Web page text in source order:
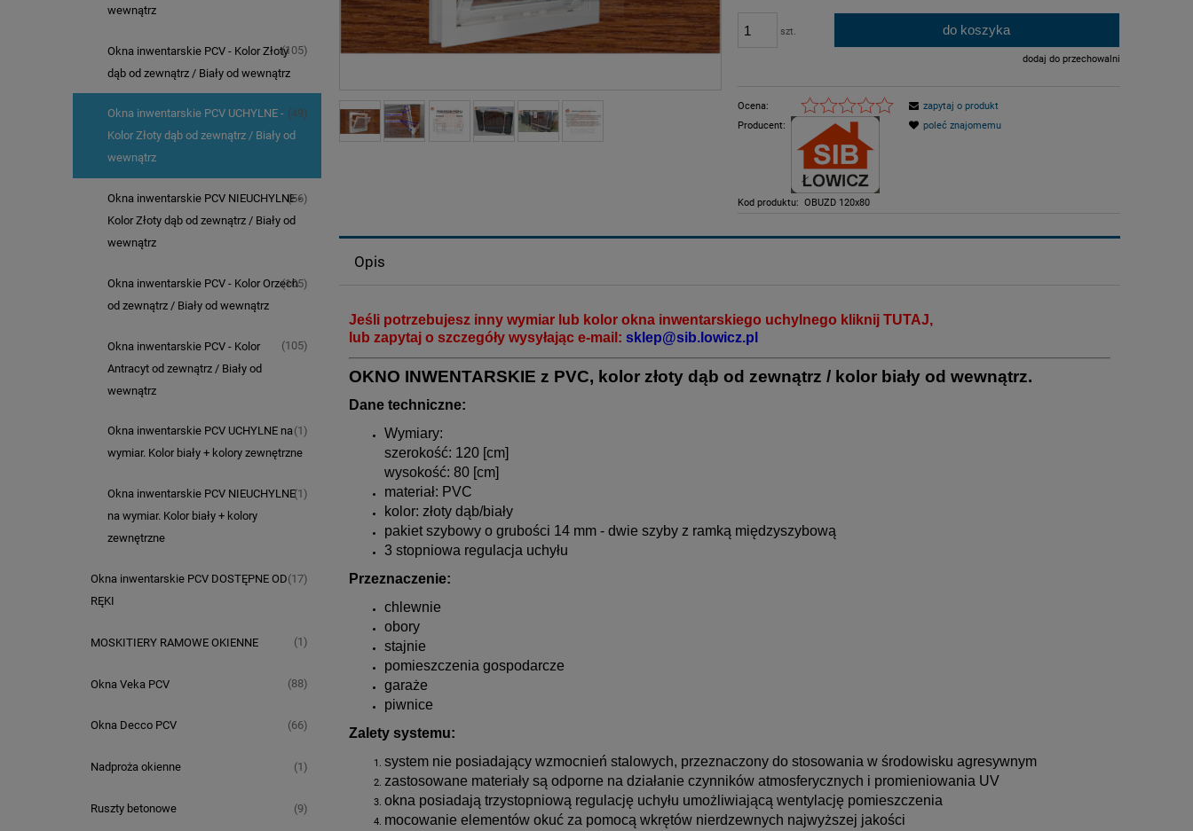
wewnątrz
Okna inwentarskie PCV - Kolor Złoty
dąb od zewnątrz / Biały od wewnątrz
(105)
Okna inwentarskie PCV UCHYLNE -
Kolor Złoty dąb od zewnątrz / Biały od
wewnątrz
(49)
Okna inwentarskie PCV NIEUCHYLNE -
Kolor Złoty dąb od zewnątrz / Biały od
wewnątrz
(56)
Okna inwentarskie PCV - Kolor Orzech
od zewnątrz / Biały od wewnątrz
(105)
Okna inwentarskie PCV - Kolor
Antracyt od zewnątrz / Biały od
wewnątrz
(105)
Okna inwentarskie PCV UCHYLNE na
wymiar. Kolor biały + kolory zewnętrzne
(1)
Okna inwentarskie PCV NIEUCHYLNE
na wymiar. Kolor biały + kolory
zewnętrzne
(1)
Okna inwentarskie PCV DOSTĘPNE OD
RĘKI
(17)
MOSKITIERY RAMOWE OKIENNE (1)
Okna Veka PCV (88)
Okna Decco PCV (66)
Nadproża okienne (1)
Ruszty betonowe (9)
Jeżeli produkt jest sprzedawany krócej niż 30
szt. do koszyka
dodaj do przechowalni
Ocena:
Producent:
Kod produktu: OBUZD 120x80
zapytaj o produkt
poleć znajomemu
Opis
Jeśli potrzebujesz inny wymiar lub kolor okna inwentarskiego uchylnego kliknij TUTAJ,
lub zapytaj o szczegóły wysyłając e-mail: sklep@sib.lowicz.pl
OKNO INWENTARSKIE z PVC, kolor złoty dąb od zewnątrz / kolor biały od wewnątrz.
Dane techniczne:
Wymiary:
szerokość: 120 [cm]
wysokość: 80 [cm]
materiał: PVC
kolor: złoty dąb/biały
pakiet szybowy o grubości 14 mm - dwie szyby z ramką międzyszybową
3 stopniowa regulacja uchyłu
Przeznaczenie:
chlewnie
obory
stajnie
pomieszczenia gospodarcze
garaże
piwnice
Zalety systemu:
system nie posiadający wzmocnień stalowych, przeznaczony do stosowania w środowisku agresywnym
zastosowane materiały są odporne na działanie czynników atmosferycznych i promieniowania UV
okna posiadają trzystopniową regulację uchyłu umożliwiającą wentylację pomieszczenia
mocowanie elementów okuć za pomocą wkrętów nierdzewnych najwyższej jakości